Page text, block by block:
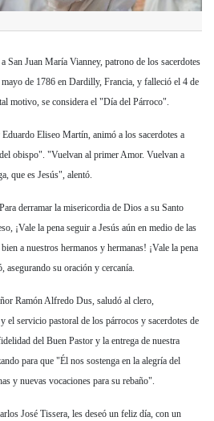
San Juan María Vianney, patrono de los sacerdotes
de 1786 en Dardilly, Francia, y falleció el 4 de
motivo, se considera el "Día del Párroco".
Eduardo Eliseo Martín, animó a los sacerdotes a
obispo". "Vuelvan al primer Amor. Vuelvan a
que es Jesús", alentó.
derramar la misericordia de Dios a su Santo
¡Vale la pena seguir a Jesús aún en medio de las
a nuestros hermanos y hermanas! ¡Vale la pena
su oración y cercanía.
Ramón Alfredo Dus, saludó al clero,
el servicio pastoral de los párrocos y sacerdotes de
del Buen Pastor y la entrega de nuestra
para que "Él nos sostenga en la alegría del
y nuevas vocaciones para su rebaño".
José Tissera, les deseó un feliz día, con un